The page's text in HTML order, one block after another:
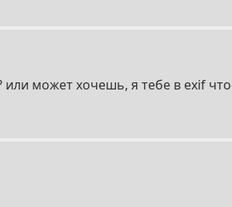
может хочешь, я тебе в exif